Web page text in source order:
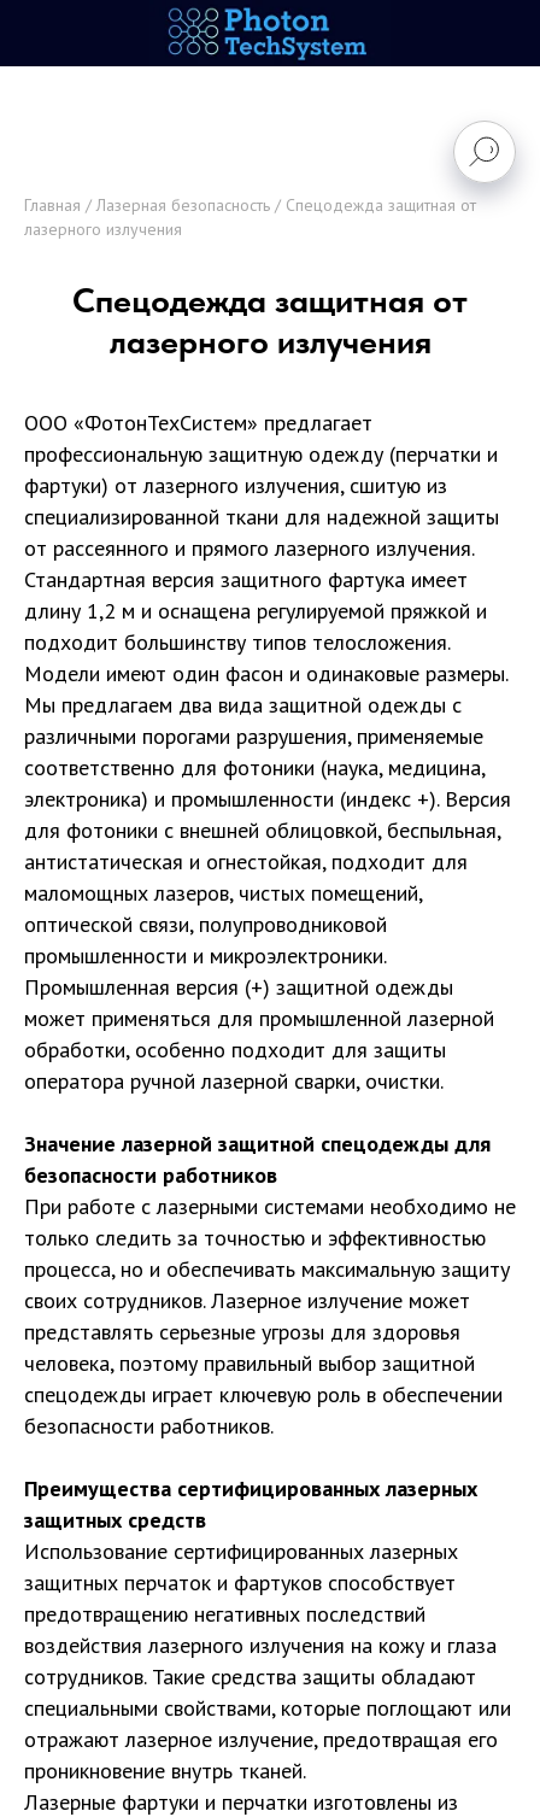
Главная /Лазерная безопасность / Спецодежда защитная от
лазерного излучения
Спецодежда защитная от
лазерного излучения
ООО «ФотонТехСистем» предлагает
профессиональную защитную одежду (перчатки и
фартуки) от лазерного излучения, сшитую из
специализированной ткани для надежной защиты
от рассеянного и прямого лазерного излучения.
Стандартная версия защитного фартука имеет
длину 1,2 м и оснащена регулируемой пряжкой и
подходит большинству типов телосложения.
Модели имеют один фасон и одинаковые размеры.
Мы предлагаем два вида защитной одежды с
различными порогами разрушения, применяемые
соответственно для фотоники (наука, медицина,
электроника) и промышленности (индекс +). Версия
для фотоники с внешней облицовкой, беспыльная,
антистатическая и огнестойкая, подходит для
маломощных лазеров, чистых помещений,
оптической связи, полупроводниковой
промышленности и микроэлектроники.
Промышленная версия (+) защитной одежды
может применяться для промышленной лазерной
обработки, особенно подходит для защиты
оператора ручной лазерной сварки, очистки.
Значение лазерной защитной спецодежды для
безопасности работников
При работе с лазерными системами необходимо не
только следить за точностью и эффективностью
процесса, но и обеспечивать максимальную защиту
своих сотрудников. Лазерное излучение может
представлять серьезные угрозы для здоровья
человека, поэтому правильный выбор защитной
спецодежды играет ключевую роль в обеспечении
безопасности работников.
Преимущества сертифицированных лазерных
защитных средств
Использование сертифицированных лазерных
защитных перчаток и фартуков способствует
предотвращению негативных последствий
воздействия лазерного излучения на кожу и глаза
сотрудников. Такие средства защиты обладают
специальными свойствами, которые поглощают или
отражают лазерное излучение, предотвращая его
проникновение внутрь тканей.
Лазерные фартуки и перчатки изготовлены из